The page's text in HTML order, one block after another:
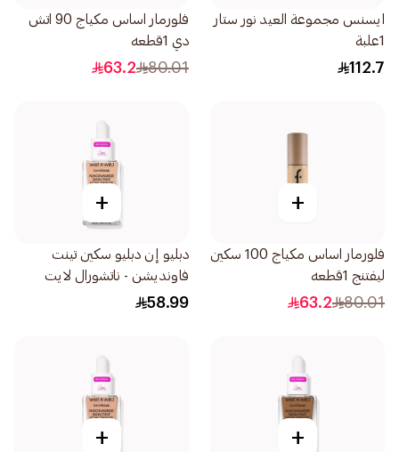
ايسنس مجموعة العيد نور ستار
1علبة
112.7
فلورمار اساس مكياج 90 اتش
دي 1قطعه
80.01
63.2
+
فلورمار اساس مكياج 100 سكين
ليفتنج 1قطعه
80.01
63.2
+
دبليو إن دبليو سكين تينت
فاونديشن - ناتشورال لايت
32مل
58.99
+
+